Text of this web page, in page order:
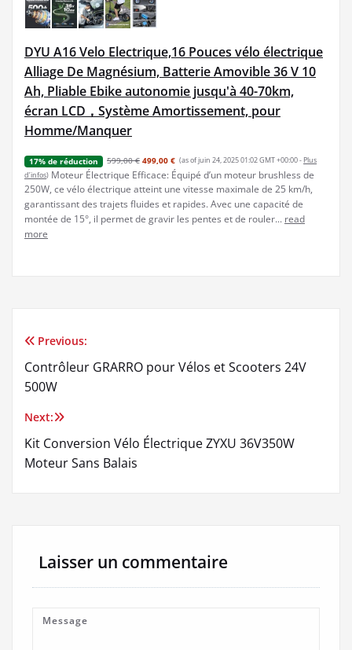
DYU A16 Velo Electrique,16 Pouces vélo électrique
Alliage De Magnésium, Batterie Amovible 36 V 10
Ah, Pliable Ebike autonomie jusqu'à 40-70km,
écran LCD，Système Amortissement, pour
Homme/Manquer
17% de réduction 599,00 € 499,00 € (as of juin 24, 2025 01:02 GMT +00:00 - Plus
d’infos) Moteur Électrique Efficace: Équipé d’un moteur brushless de
250W, ce vélo électrique atteint une vitesse maximale de 25 km/h,
garantissant des trajets fluides et rapides. Avec une capacité de
montée de 15°, il permet de gravir les pentes et de rouler... read
more
Navigation
de
l’article
Previous:
Contrôleur GRARRO pour Vélos et Scooters 24V
500W
Next:
Kit Conversion Vélo Électrique ZYXU 36V350W
Moteur Sans Balais
Laisser un commentaire